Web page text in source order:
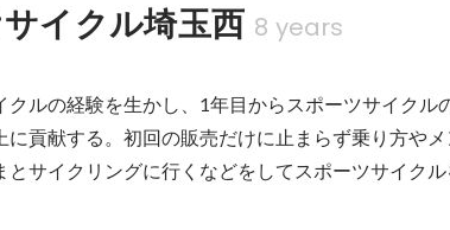
イクル埼玉西 8 years
ルの経験を生かし、1年目からスポーツサイクル
に貢献する。初回の販売だけに止まらず乗り方や
とサイクリングに行くなどをしてスポーツサイク